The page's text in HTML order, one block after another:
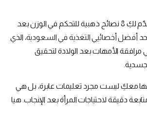
في هذا المقال، سنقدّم لكِ 8 نصائح ذهبية للتحكم في الوزن بعد
أفضل أخصائيي التغذية في السعودية، الذي
مرافقة الأمهات بعد الولادة لتحقيق
معكِ ليست مجرد تعليمات عابرة، بل هي
دقيقة لاحتياجات المرأة بعد الإنجاب. هيا